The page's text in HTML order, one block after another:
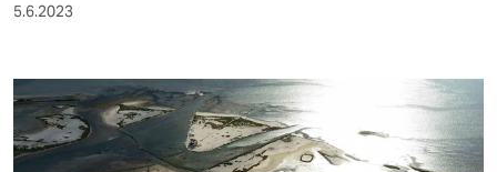
5.6.2023